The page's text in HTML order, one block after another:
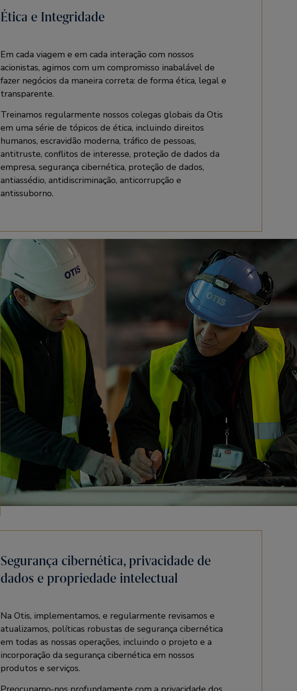
Ética e Integridade
Em cada viagem e em cada interação com nossos
acionistas, agimos com um compromisso inabalável de
fazer negócios da maneira correta: de forma ética, legal e
transparente.
Treinamos regularmente nossos colegas globais da Otis
em uma série de tópicos de ética, incluindo direitos
humanos, escravidão moderna, tráfico de pessoas,
antitruste, conflitos de interesse, proteção de dados da
empresa, segurança cibernética, proteção de dados,
antiassédio, antidiscriminação, anticorrupção e
antissuborno.
Segurança cibernética, privacidade de
dados e propriedade intelectual
Na Otis, implementamos, e regularmente revisamos e
atualizamos, políticas robustas de segurança cibernética
em todas as nossas operações, incluindo o projeto e a
incorporação da segurança cibernética em nossos
produtos e serviços.